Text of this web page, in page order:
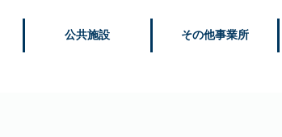
公共施設 その他事業所